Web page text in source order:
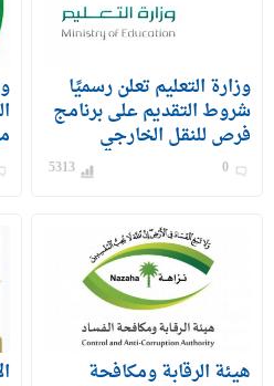
وزارة التعليم تعلن رسميًا
شروط التقديم على برنامج
فرص للنقل الخارجي
للمعلمين والمعلمات
0
5313
هيئة الرقابة ومكافحة